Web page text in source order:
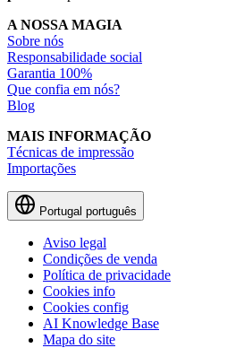
A NOSSA MAGIA
Sobre nós
Responsabilidade social
Garantia 100%
Que confia em nós?
Blog
MAIS INFORMAÇÃO
Técnicas de impressão
Importações
Portugal português
Aviso legal
Condições de venda
Política de privacidade
Cookies info
Cookies config
AI Knowledge Base
Mapa do site